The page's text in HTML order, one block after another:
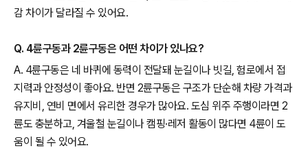
감 차이가 달라질 수 있어요.
Q. 4륜구동과 2륜구동은 어떤 차이가 있나요?
A. 4륜구동은 네 바퀴에 동력이 전달돼 눈길이나 빗길, 험로에서 접
지력과 안정성이 좋아요. 반면 2륜구동은 구조가 단순해 차량 가격과
유지비, 연비 면에서 유리한 경우가 많아요. 도심 위주 주행이라면 2
륜도 충분하고, 겨울철 눈길이나 캠핑·레저 활동이 많다면 4륜이 도
움이 될 수 있어요.